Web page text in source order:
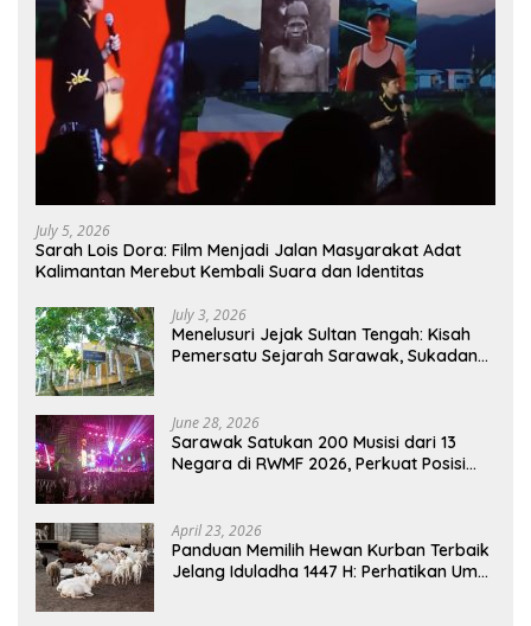
July 5, 2026
Sarah Lois Dora: Film Menjadi Jalan Masyarakat Adat
Kalimantan Merebut Kembali Suara dan Identitas
July 3, 2026
Menelusuri Jejak Sultan Tengah: Kisah
Pemersatu Sejarah Sarawak, Sukadana,
June 28, 2026
Sarawak Satukan 200 Musisi dari 13
Negara di RWMF 2026, Perkuat Posisi
April 23, 2026
Panduan Memilih Hewan Kurban Terbaik
Jelang Iduladha 1447 H: Perhatikan Umur